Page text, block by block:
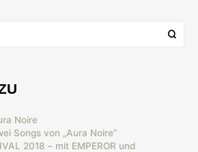
Noire
Songs von „Aura Noire“
2018 – mit EMPEROR und